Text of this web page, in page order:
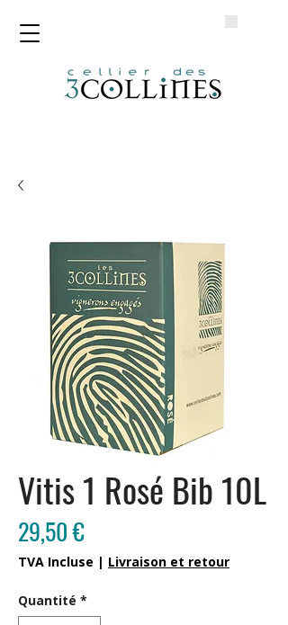
Vitis 1 Rosé Bib 10L
29,50 €Prix
TVA Incluse | Livraison et retour
Quantité *